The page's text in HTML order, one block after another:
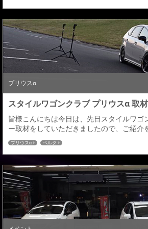
「アルファード／ヴェルファイア」 部門
門１位、「エルグランド」部門１位 、「
いただく事が出来ました。アル...
プリウスα
スタイルワゴンクラブ プリウスα 取材
皆様こんにちは今日は、先日スタイルワゴ
ー取材をしていただきましたので、ご紹介
す。撮影車両は先日の北海道からの長旅を
ウスα「ベルタ」となります。イベント等
んな時期になってしまいましたが、バッチ
した！掲載号の発売は１２月下旬発売号に
ます。インテリアまで撮っていただいてい
プリウスα ベルタ